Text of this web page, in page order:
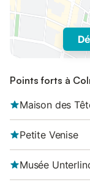
Points forts à
Maison des
Petite Venise
Musée